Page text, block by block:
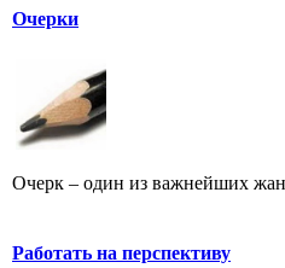
Очерки
Очерк – один из важнейших
Работать на перспективу